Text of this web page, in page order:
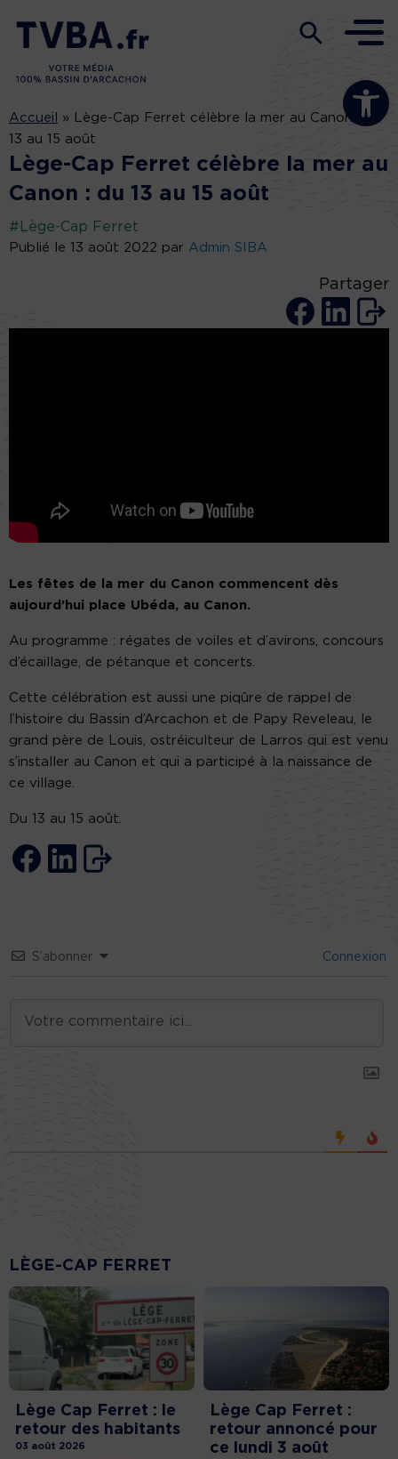
Ouvrir la
Accueil »
Lège-Cap Ferret célèbre la mer au Canon : du
13 au 15 août
Lège-Cap Ferret célèbre la mer au
Canon : du 13 au 15 août
#Lège-Cap Ferret
Publié le 13 août 2022 par Admin SIBA
Partager
Les fêtes de la mer du Canon commencent dès
aujourd’hui place Ubéda, au Canon.
Au programme : régates de voiles et d’avirons, concours
d’écaillage, de pétanque et concerts.
Cette célébration est aussi une piqûre de rappel de
l’histoire du Bassin d’Arcachon et de Papy Reveleau, le
grand père de Louis, ostréiculteur de Larros qui est venu
s’installer au Canon et qui a participé à la naissance de
ce village.
Du 13 au 15 août.
S’abonner Connexion
LÈGE-CAP FERRET
Lège Cap Ferret : le
retour des habitants
03 août 2026
Lège Cap Ferret :
retour annoncé pour
ce lundi 3 août